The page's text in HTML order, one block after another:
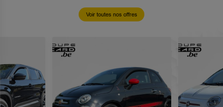
Voir toutes nos offres